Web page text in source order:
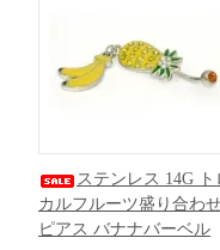
ステンレス 14G ト
カルフルーツ盛り合わ
ピアス バナナバーベル